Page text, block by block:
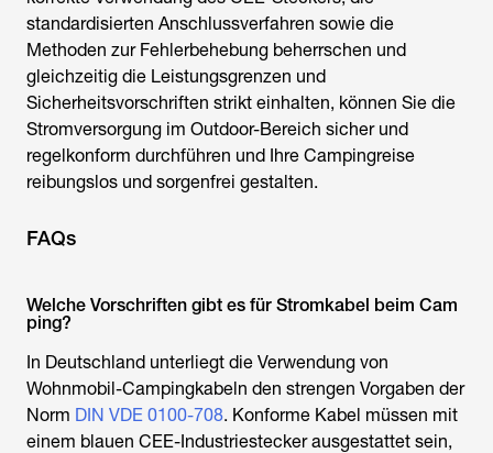
standardisierten Anschlussverfahren sowie die
Methoden zur Fehlerbehebung beherrschen und
gleichzeitig die Leistungsgrenzen und
Sicherheitsvorschriften strikt einhalten, können Sie die
Stromversorgung im Outdoor-Bereich sicher und
regelkonform durchführen und Ihre Campingreise
reibungslos und sorgenfrei gestalten.
FAQs
Welche Vorschriften gibt es für Stromkabel beim Cam
ping?
In Deutschland unterliegt die Verwendung von
Wohnmobil-Campingkabeln den strengen Vorgaben der
Norm DIN VDE 0100-708. Konforme Kabel müssen mit
einem blauen CEE-Industriestecker ausgestattet sein,